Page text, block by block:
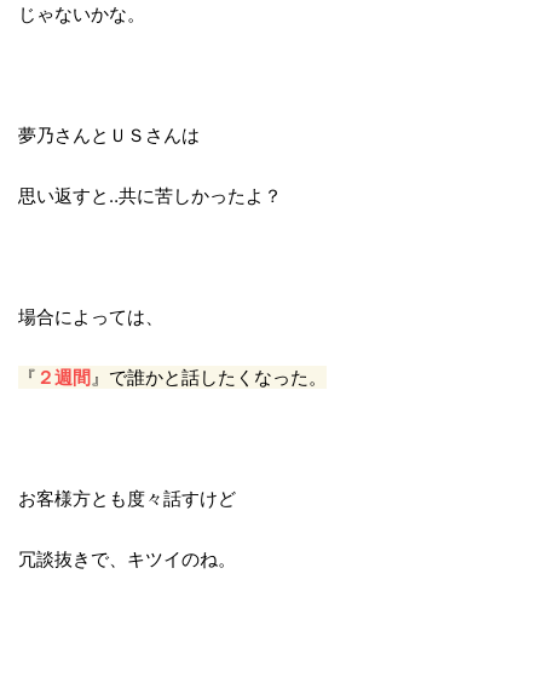
じゃないかな。
夢乃さんとＵＳさんは
思い返すと‥共に苦しかったよ？
場合によっては、
『 ２週間 』で誰かと話したくなった。
お客様方とも度々話すけど
冗談抜きで、キツイのね。